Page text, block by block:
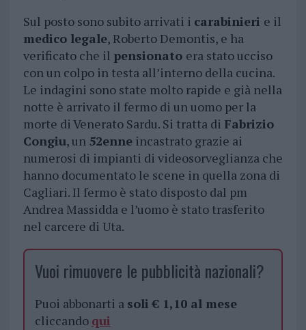
Sul posto sono subito arrivati i carabinieri e il
medico legale, Roberto Demontis, e ha
verificato che il pensionato era stato ucciso
con un colpo in testa all’interno della cucina.
Le indagini sono state molto rapide e già nella
notte è arrivato il fermo di un uomo per la
morte di Venerato Sardu. Si tratta di Fabrizio
Congiu, un 52enneincastrato grazie ai
numerosi di impianti di videosorveglianza che
hanno documentato le scene in quella zona di
Cagliari. Il fermo è stato disposto dal pm
Andrea Massidda e l’uomo è stato trasferito
nel carcere di Uta.
Vuoi rimuovere le pubblicità nazionali?
Puoi abbonarti a soli € 1,10 al mese
cliccando qui